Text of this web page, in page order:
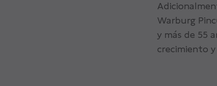
Warburg
y más de 55
crecimiento